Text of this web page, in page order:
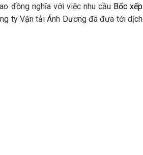
đồng nghĩa với việc nhu cầu Bốc xếp
ty Vận tải Ánh Dương đã đưa tới dịch